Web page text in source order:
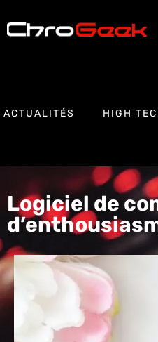
ACTUALITÉS HIGH
Logiciel de